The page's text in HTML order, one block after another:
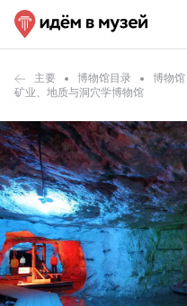
主要 博物馆目录
博物
矿业、地质与洞穴学博物馆